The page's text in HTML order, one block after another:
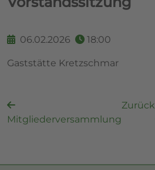
06.02.2026 18:00
Gaststätte Kretzschmar
Mitgliederversammlung
Zurück